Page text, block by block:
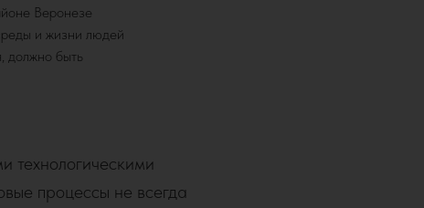
Веронезе
и жизни людей
должно быть
технологическими
процессы не всегда